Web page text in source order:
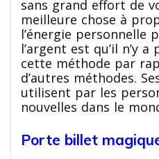
sans grand effort de
meilleure chose à
l’énergie personnelle
l’argent est qu’il n’y
cette méthode par
d’autres méthodes.
utilisent par les
nouvelles dans le
Porte billet